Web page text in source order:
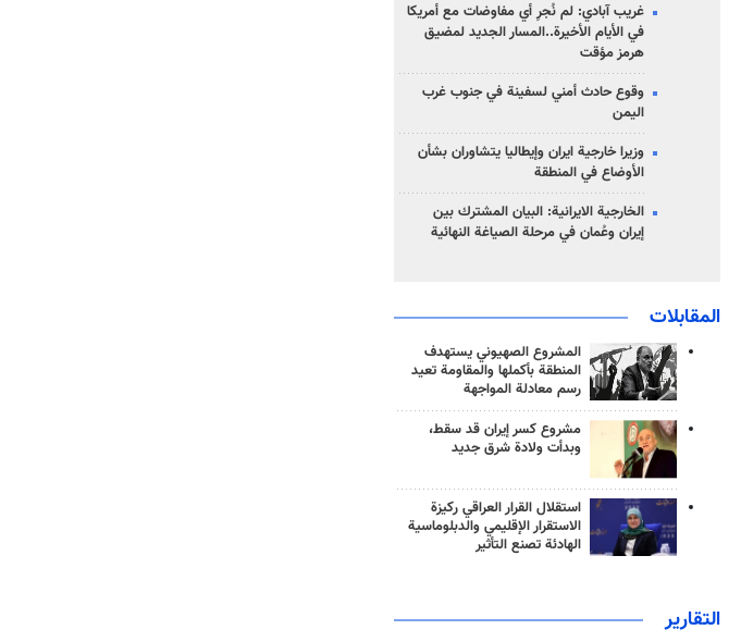
غريب آبادي: لم نُجرِ أي مفاوضات مع أمريكا
في الأيام الأخيرة..المسار الجديد لمضيق
هرمز مؤقت
وقوع حادث أمني لسفينة في جنوب غرب
اليمن
وزيرا خارجية ايران وإيطاليا يتشاوران بشأن
الأوضاع في المنطقة
الخارجية الايرانية: البيان المشترك بين
إيران وعُمان في مرحلة الصياغة النهائية
المقابلات
المشروع الصهيوني يستهدف
المنطقة بأكملها والمقاومة تعيد
رسم معادلة المواجهة
مشروع كسر إيران قد سقط،
وبدأت ولادة شرق جديد
استقلال القرار العراقي ركيزة
الاستقرار الإقليمي والدبلوماسية
الهادئة تصنع التأثير
التقارير